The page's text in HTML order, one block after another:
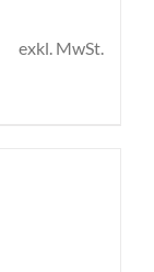
exkl. MwSt.